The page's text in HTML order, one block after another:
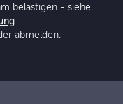
belästigen - siehe
.
abmelden.